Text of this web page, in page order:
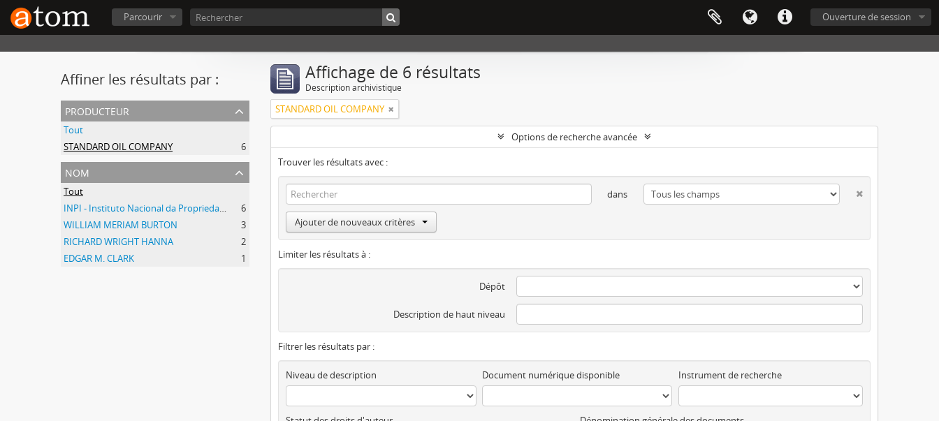
Ouverture de session
Parcourir
Affiner les résultats par :
producteur
Tout
STANDARD OIL COMPANY
6
nom
Tout
INPI - Instituto Nacional da Propriedade Industrial
6
WILLIAM MERIAM BURTON
3
RICHARD WRIGHT HANNA
2
EDGAR M. CLARK
1
Affichage de 6 résultats
Description archivistique
STANDARD OIL COMPANY
Options de recherche avancée
Trouver les résultats avec :
dans
Ajouter de nouveaux critères
Limiter les résultats à :
Dépôt
Description de haut niveau
Filtrer les résultats par :
Niveau de description Document numérique disponible Instrument de recherche